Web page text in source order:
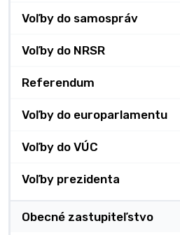
Voľby do samospráv
Voľby do NRSR
Referendum
Voľby do europarlamentu
Voľby do VÚC
Voľby prezidenta
Obecné zastupiteľstvo